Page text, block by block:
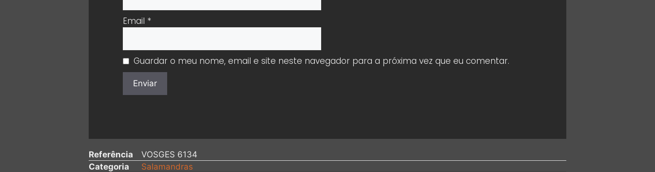
Email *
Guardar o meu nome, email e site neste navegador para a próxima vez que eu comentar.
Referência
VOSGES 6134
Categoria
Salamandras